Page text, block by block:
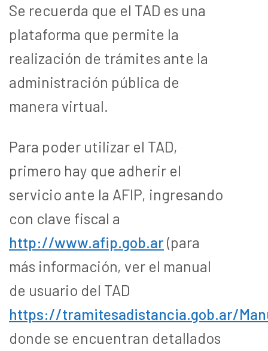
Se recuerda que el TAD es una
plataforma que permite la
realización de trámites ante la
administración pública de
manera virtual.
Para poder utilizar el TAD,
primero hay que adherir el
servicio ante la AFIP, ingresando
con clave fiscal a
http://www.afip.gob.ar (para
más información, ver el manual
de usuario del TAD
https://tramitesadistancia.gob.ar/
donde se encuentran detallados